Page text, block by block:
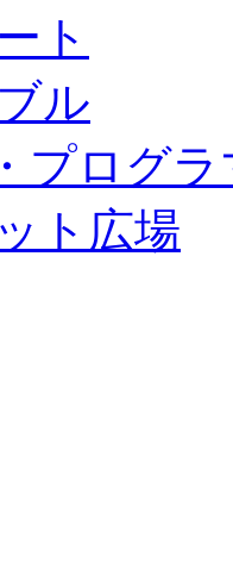
ト
ル
プログラ
ト広場